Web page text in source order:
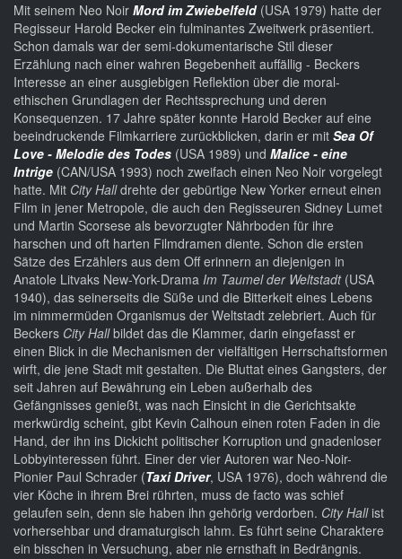
Mit seinem Neo Noir Mord im Zwiebelfeld(USA 1979) hatte der
Regisseur Harold Becker ein fulminantes Zweitwerk präsentiert.
Schon damals war der semi-dokumentarische Stil dieser
Erzählung nach einer wahren Begebenheit auffällig - Beckers
Interesse an einer ausgiebigen Reflektion über die moral-
ethischen Grundlagen der Rechtssprechung und deren
Konsequenzen. 17 Jahre später konnte Harold Becker auf eine
beeindruckende Filmkarriere zurückblicken, darin er mit Sea Of
Love - Melodie des Todes (USA 1989) und Malice - eine
Intrige (CAN/USA 1993) noch zweifach einen Neo Noir vorgelegt
hatte. Mit City Halldrehte der gebürtige New Yorker erneut einen
Film in jener Metropole, die auch den Regisseuren Sidney Lumet
und Martin Scorsese als bevorzugter Nährboden für ihre
harschen und oft harten Filmdramen diente. Schon die ersten
Sätze des Erzählers aus dem Off erinnern an diejenigen in
Anatole Litvaks New-York-Drama Im Taumel der Weltstadt(USA
1940), das seinerseits die Süße und die Bitterkeit eines Lebens
im nimmermüden Organismus der Weltstadt zelebriert. Auch für
Beckers City Hallbildet das die Klammer, darin eingefasst er
einen Blick in die Mechanismen der vielfältigen Herrschaftsformen
wirft, die jene Stadt mit gestalten. Die Bluttat eines Gangsters, der
seit Jahren auf Bewährung ein Leben außerhalb des
Gefängnisses genießt, was nach Einsicht in die Gerichtsakte
merkwürdig scheint, gibt Kevin Calhoun einen roten Faden in die
Hand, der ihn ins Dickicht politischer Korruption und gnadenloser
Lobbyinteressen führt. Einer der vier Autoren war Neo-Noir-
Pionier Paul Schrader (Taxi Driver, USA 1976), doch während die
vier Köche in ihrem Brei rührten, muss de facto was schief
gelaufen sein, denn sie haben ihn gehörig verdorben. City Hallist
vorhersehbar und dramaturgisch lahm. Es führt seine Charaktere
ein bisschen in Versuchung, aber nie ernsthaft in Bedrängnis.